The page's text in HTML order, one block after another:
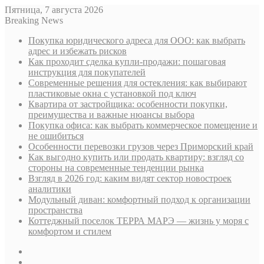
Пятница, 7 августа 2026
Breaking News
Покупка юридического адреса для ООО: как выбрать
адрес и избежать рисков
Как проходит сделка купли-продажи: пошаговая
инструкция для покупателей
Современные решения для остекления: как выбирают
пластиковые окна с установкой под ключ
Квартира от застройщика: особенности покупки,
преимущества и важные нюансы выбора
Покупка офиса: как выбрать коммерческое помещение и
не ошибиться
Особенности перевозки грузов через Приморский край
Как выгодно купить или продать квартиру: взгляд со
стороны на современные тенденции рынка
Взгляд в 2026 год: каким видят сектор новостроек
аналитики
Модульный диван: комфортный подход к организации
пространства
Коттеджный поселок ТЕРРА МАРЭ — жизнь у моря с
комфортом и стилем